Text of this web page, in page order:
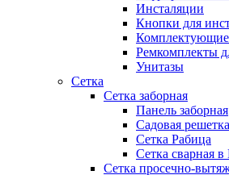
Инсталяции
Кнопки для
Комплектующие
Ремкомплекты
Унитазы
Сетка
Сетка заборная
Панель заборная
Садовая
Сетка Рабица
Сетка сварная
Сетка просечно-